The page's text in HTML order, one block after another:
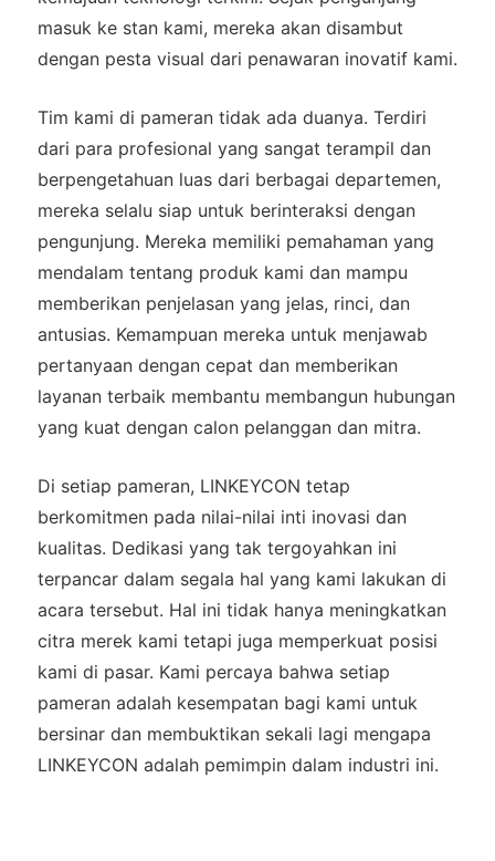
masuk ke stan kami, mereka akan disambut
dengan pesta visual dari penawaran inovatif kami.
Tim kami di pameran tidak ada duanya. Terdiri
dari para profesional yang sangat terampil dan
berpengetahuan luas dari berbagai departemen,
mereka selalu siap untuk berinteraksi dengan
pengunjung. Mereka memiliki pemahaman yang
mendalam tentang produk kami dan mampu
memberikan penjelasan yang jelas, rinci, dan
antusias. Kemampuan mereka untuk menjawab
pertanyaan dengan cepat dan memberikan
layanan terbaik membantu membangun hubungan
yang kuat dengan calon pelanggan dan mitra.
Di setiap pameran, LINKEYCON tetap
berkomitmen pada nilai-nilai inti inovasi dan
kualitas. Dedikasi yang tak tergoyahkan ini
terpancar dalam segala hal yang kami lakukan di
acara tersebut. Hal ini tidak hanya meningkatkan
citra merek kami tetapi juga memperkuat posisi
kami di pasar. Kami percaya bahwa setiap
pameran adalah kesempatan bagi kami untuk
bersinar dan membuktikan sekali lagi mengapa
LINKEYCON adalah pemimpin dalam industri ini.